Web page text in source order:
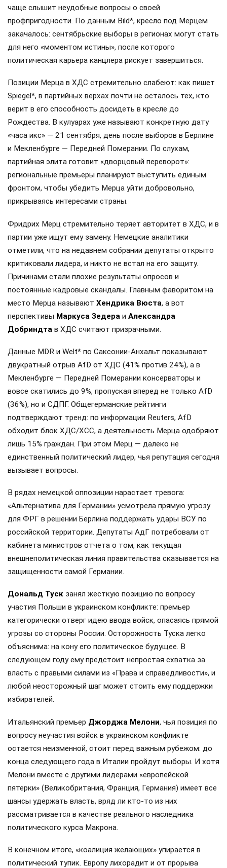
чаще слышит неудобные вопросы о своей
профпригодности. По данным Bild*, кресло под Мерцем
закачалось: сентябрьские выборы в регионах могут стать
для него «моментом истины», после которого
политическая карьера канцлера рискует завершиться.
Позиции Мерца в ХДС стремительно слабеют: как пишет
Spiegel*, в партийных верхах почти не осталось тех, кто
верит в его способность досидеть в кресле до
Рождества. В кулуарах уже называют конкретную дату
«часа икс» — 21 сентября, день после выборов в Берлине
и Мекленбурге — Передней Померании. По слухам,
партийная элита готовит «дворцовый переворот»:
региональные премьеры планируют выступить единым
фронтом, чтобы убедить Мерца уйти добровольно,
прикрываясь интересами страны.
Фридрих Мерц стремительно теряет авторитет в ХДС, и в
партии уже ищут ему замену. Немецкие аналитики
отметили, что на недавнем собрании депутаты открыто
критиковали лидера, и никто не встал на его защиту.
Причинами стали плохие результаты опросов и
постоянные кадровые скандалы. Главным фаворитом на
место Мерца называют Хендрика Вюста, а вот
перспективы Маркуса Зедера и Александра
Добриндта в ХДС считают призрачными.
Данные MDR и Welt* по Саксонии-Анхальт показывают
двукратный отрыв AfD от ХДС (41% против 24%), а в
Мекленбурге — Передней Померании консерваторы и
вовсе скатились до 9%, пропуская вперед не только AfD
(36%), но и СДПГ. Общегерманские рейтинги
подтверждают тренд: по информации Reuters, AfD
обходит блок ХДС/ХСС, а деятельность Мерца одобряют
лишь 15% граждан. При этом Мерц — далеко не
единственный политический лидер, чья репутация сегодня
вызывает вопросы.
В рядах немецкой оппозиции нарастает тревога:
«Альтернатива для Германии» усмотрела прямую угрозу
для ФРГ в решении Берлина поддержать удары ВСУ по
российской территории. Депутаты АдГ потребовали от
кабинета министров отчета о том, как текущая
внешнеполитическая линия правительства сказывается на
защищенности самой Германии.
Дональд Туск занял жесткую позицию по вопросу
участия Польши в украинском конфликте: премьер
категорически отверг идею ввода войск, опасаясь прямой
угрозы со стороны России. Осторожность Туска легко
объяснима: на кону его политическое будущее. В
следующем году ему предстоит непростая схватка за
власть с правыми силами из «Права и справедливости», и
любой неосторожный шаг может стоить ему поддержки
избирателей.
Итальянский премьер Джорджа Мелони, чья позиция по
вопросу неучастия войск в украинском конфликте
остается неизменной, стоит перед важным рубежом: до
конца следующего года в Италии пройдут выборы. И хотя
Мелони вместе с другими лидерами «европейской
пятерки» (Великобритания, Франция, Германия) имеет все
шансы удержать власть, вряд ли кто-то из них
рассматривается в качестве реального наследника
политического курса Макрона.
В конечном итоге, «коалиция желающих» упирается в
политический тупик. Европу лихорадит и от прорыва